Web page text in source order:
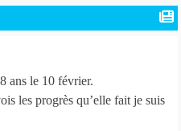
ans le 10 février.
les progrès qu’elle fait je suis